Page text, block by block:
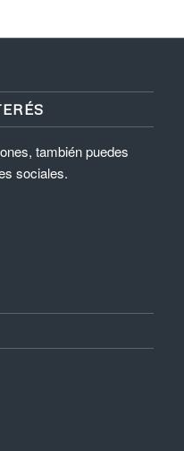
también puedes
sociales.